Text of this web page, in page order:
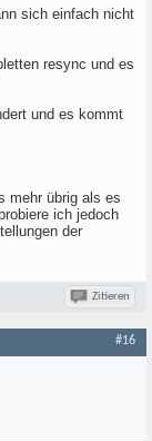
sich einfach nicht
resync und es
und es kommt
mehr übrig als es
ich jedoch
der
Zitieren
#16